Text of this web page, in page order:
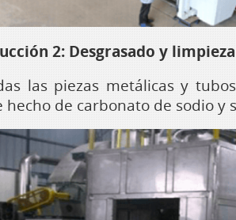
2: Desgrasado y
las piezas metálicas y
hecho de carbonato de sodio y